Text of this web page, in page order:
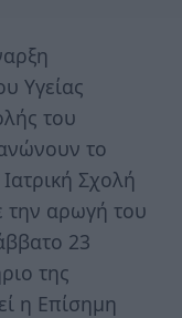
Υγείας
του
το
Σχολή
την αρωγή του
23
της
η Επίσημη